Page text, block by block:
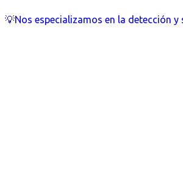
💡Nos especializamos en la detección y